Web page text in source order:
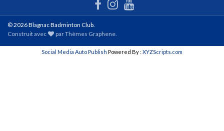
© 2026 Blagnac Badminton Club.
Construit avec
parThèmes Graphene.
Social Media Auto Publish Powered By : XYZScripts.com